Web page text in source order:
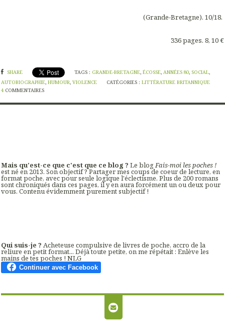
(Grande-Bretagne). 10/18.
336 pages. 8, 10 €
SHARE TAGS : GRANDE-BRETAGNE,ÉCOSSE,ANNÉES 80, SOCIAL,
AUTOBIOGRAPHIE, HUMOUR, VIOLENCE CATÉGORIES :LITTÉRATURE BRITANNIQUE
4 COMMENTAIRES
Mais qu'est-ce que c'est que ce blog ? Le blogFais-moi les poches !
est né en 2013. Son objectif ? Partager mes coups de coeur de lecture, en
format poche, avec pour seule logique l'éclectisme. Plus de 200 romans
sont chroniqués dans ces pages, il y en aura forcément un ou deux pour
vous. Contenu évidemment purement subjectif !
Qui suis-je ? Acheteuse compulsive de livres de poche, accro de la
reliure en petit format... Déjà toute petite, on me répétait : Enlève les
mains de tes poches ! NLG